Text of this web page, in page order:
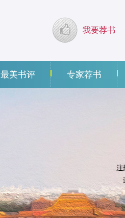
我要荐书
最美书评 专家荐书